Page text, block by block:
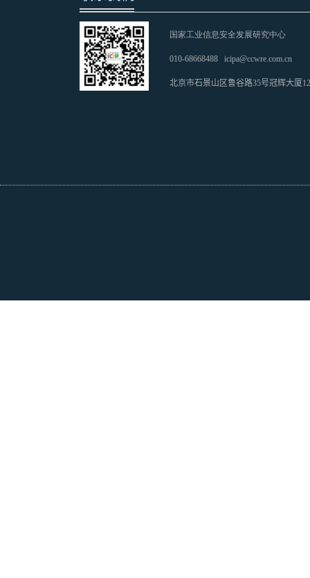
国家工业信息安全发展研究中心
010-68668488 icipa@ccwre.com.cn
北京市石景山区鲁谷路35号冠辉大厦